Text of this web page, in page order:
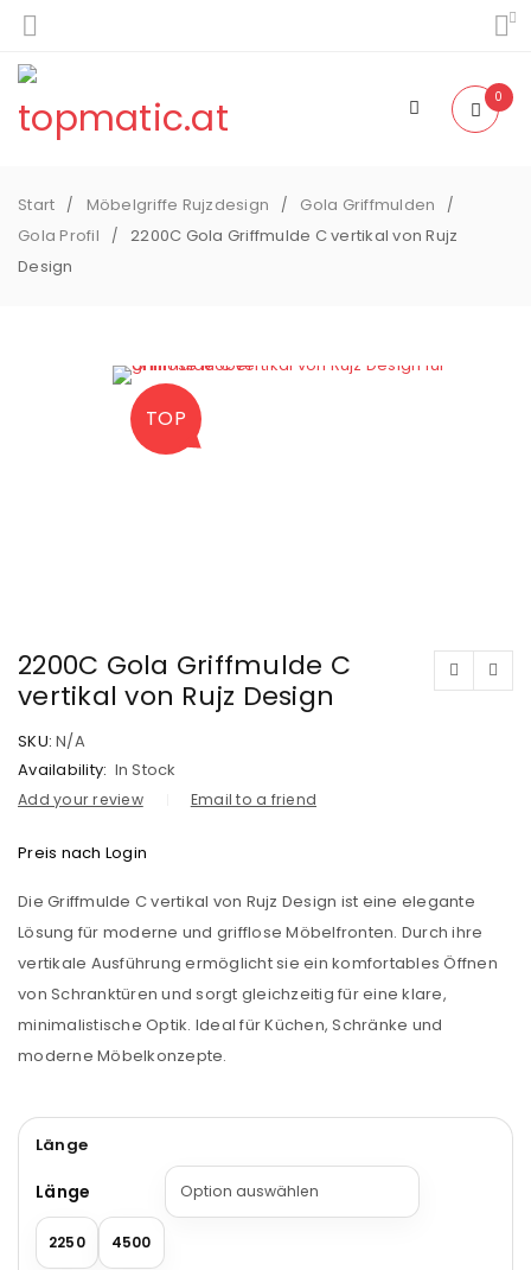
0
Start / Möbelgriffe Rujzdesign / Gola Griffmulden /
Gola Profil /
2200C Gola Griffmulde C vertikal von Rujz
Design
TOP
2200C Gola Griffmulde C
vertikal von Rujz Design
SKU: N/A
Availability: In Stock
Add your review Email to a friend
Preis nach Login
Die Griffmulde C vertikal von Rujz Design ist eine elegante
Lösung für moderne und grifflose Möbelfronten. Durch ihre
vertikale Ausführung ermöglicht sie ein komfortables Öffnen
von Schranktüren und sorgt gleichzeitig für eine klare,
minimalistische Optik. Ideal für Küchen, Schränke und
moderne Möbelkonzepte.
Länge
Länge
2250 4500